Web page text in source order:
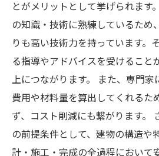
とがメリットとして挙げられます
の知識・技術に熟練しているため
りも高い技術力を持っています。
る指導やアドバイスを受けること
上につながります。 また、専門家
費用や材料量を算出してくれるた
ず、コスト削減にも繋がります。
の前提条件として、建物の構造や
計・施工・完成の全過程において